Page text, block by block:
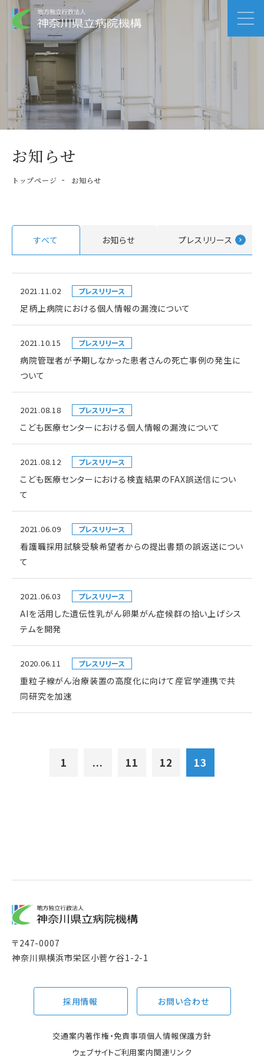
お知らせ
トップページ お知らせ
すべて お知らせ プレスリリース
2021.11.02 プレスリリース
足柄上病院における個人情報の漏洩について
2021.10.15 プレスリリース
病院管理者が予期しなかった患者さんの死亡事例の発生に
ついて
2021.08.18 プレスリリース
こども医療センターにおける個人情報の漏洩について
2021.08.12 プレスリリース
こども医療センターにおける検査結果のFAX誤送信につい
て
2021.06.09 プレスリリース
看護職採用試験受験希望者からの提出書類の誤返送につい
て
2021.06.03 プレスリリース
AIを活用した遺伝性乳がん卵巣がん症候群の拾い上げシス
テムを開発
2020.06.11 プレスリリース
重粒子線がん治療装置の高度化に向けて産官学連携で共
同研究を加速
1 ... 11 12 13
〒247-0007
神奈川県横浜市栄区小菅ケ谷1-2-1
採用情報 お問い合わせ
交通案内著作権・免責事項個人情報保護方針
ウェブサイトご利用案内関連リンク